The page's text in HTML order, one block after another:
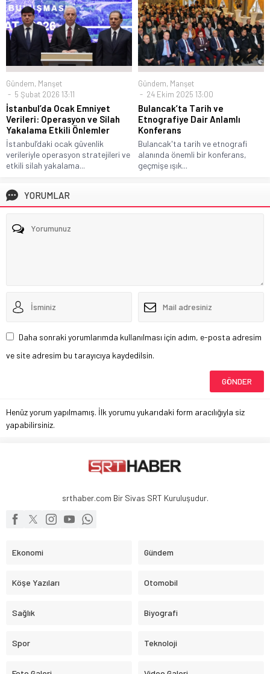
Gündem, Manşet
5 Şubat 2026 13:11
İstanbul’da Ocak Emniyet
Verileri: Operasyon ve Silah
Yakalama Etkili Önlemler
İstanbul’daki ocak güvenlik
verileriyle operasyon stratejileri ve
etkili silah yakalama...
Gündem, Manşet
24 Ekim 2025 13:00
Bulancak’ta Tarih ve
Etnografiye Dair Anlamlı
Konferans
Bulancak'ta tarih ve etnografi
alanında önemli bir konferans,
geçmişe ışık...
YORUMLAR
Daha sonraki yorumlarımda kullanılması için adım, e-posta adresim
ve site adresim bu tarayıcıya kaydedilsin.
Henüz yorum yapılmamış. İlk yorumu yukarıdaki form aracılığıyla siz
yapabilirsiniz.
srthaber.com Bir Sivas SRT Kuruluşudur.
Ekonomi Gündem
Köşe Yazıları Otomobil
Sağlık Biyografi
Spor Teknoloji